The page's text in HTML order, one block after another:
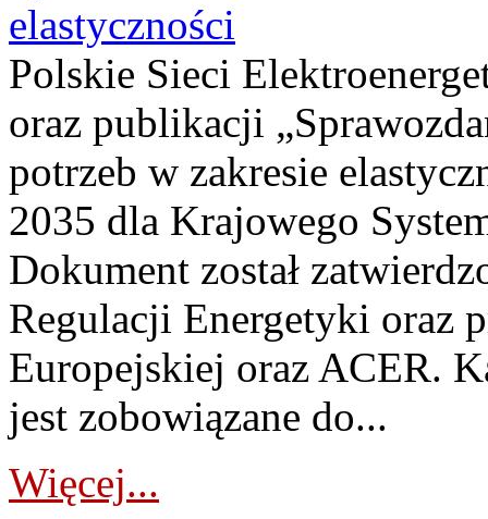
elastyczności
Polskie Sieci
oraz publikacji
potrzeb w zakresie
2035 dla Krajowego
Dokument został
Regulacji Energetyki oraz
Europejskiej oraz ACER.
jest zobowiązane do...
Więcej...